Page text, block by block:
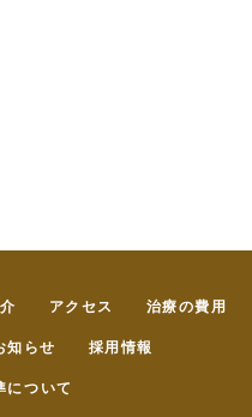
アクセス 治療の費用
知らせ 採用情報
について